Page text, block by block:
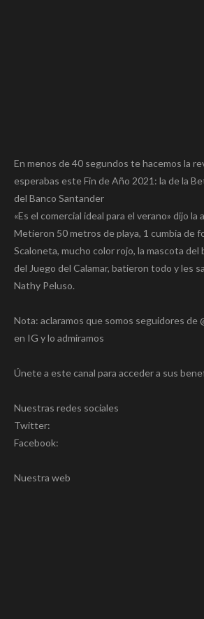
En menos de 40 segundos te hacemos la
esperabas este Fin de Año 2021: la de la
del Banco Santander
«Es el comercial ideal para el verano» dijo la
Metieron 50 metros de playa, 1 cumbia de
Scaloneta, mucho color rojo, la mascota del
del Juego del Calamar, batieron todo y les
Nathy Peluso.
Nota: aclaramos que somos seguidores de
en IG y lo admiramos
Únete a este canal para acceder a sus
Nuestras redes sociales
Twitter:
Facebook:
Nuestra web